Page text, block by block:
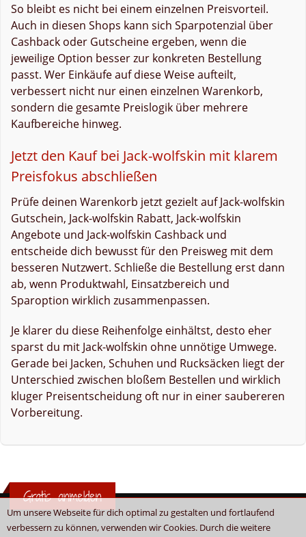
Um unsere Webseite für dich optimal zu gestalten und fortlaufend
verbessern zu können, verwenden wir Cookies. Durch die weitere
So bleibt es nicht bei einem einzelnen Preisvorteil.
Auch in diesen Shops kann sich Sparpotenzial über
Cashback oder Gutscheine ergeben, wenn die
jeweilige Option besser zur konkreten Bestellung
passt. Wer Einkäufe auf diese Weise aufteilt,
verbessert nicht nur einen einzelnen Warenkorb,
sondern die gesamte Preislogik über mehrere
Kaufbereiche hinweg.
Jetzt den Kauf bei Jack-wolfskin mit klarem
Preisfokus abschließen
Prüfe deinen Warenkorb jetzt gezielt auf Jack-wolfskin
Gutschein, Jack-wolfskin Rabatt, Jack-wolfskin
Angebote und Jack-wolfskin Cashback und
entscheide dich bewusst für den Preisweg mit dem
besseren Nutzwert. Schließe die Bestellung erst dann
ab, wenn Produktwahl, Einsatzbereich und
Sparoption wirklich zusammenpassen.
Je klarer du diese Reihenfolge einhältst, desto eher
sparst du mit Jack-wolfskin ohne unnötige Umwege.
Gerade bei Jacken, Schuhen und Rucksäcken liegt der
Unterschied zwischen bloßem Bestellen und wirklich
kluger Preisentscheidung oft nur in einer saubereren
Vorbereitung.
Gratis anmelden